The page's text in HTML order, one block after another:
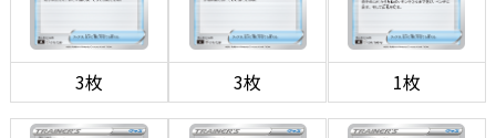
3枚 3枚 1枚